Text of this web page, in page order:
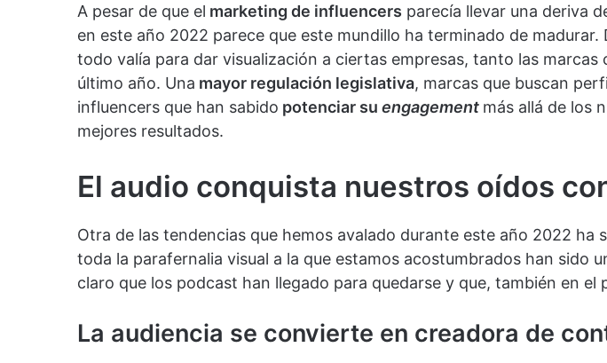
A pesar de que el marketing de influencers parecía llevar una deriva
en este año 2022 parece que este mundillo ha terminado de madurar.
todo valía para dar visualización a ciertas empresas, tanto las
último año. Una mayor regulación legislativa, marcas que buscan
influencers que han sabido potenciar su engagement más allá de los
mejores resultados.
El audio conquista nuestros oídos
Otra de las tendencias que hemos avalado durante este año 2022 ha
toda la parafernalia visual a la que estamos acostumbrados han sido
claro que los podcast han llegado para quedarse y que, también en
La audiencia se convierte en creadora de